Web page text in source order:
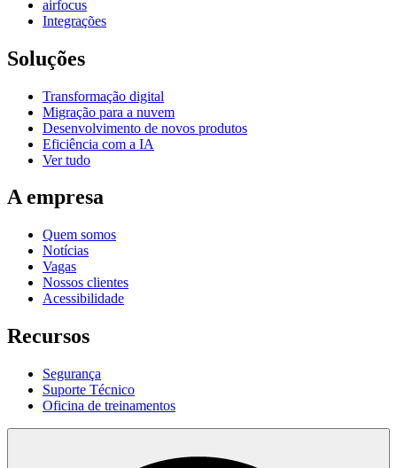
airfocus
Integrações
Soluções
Transformação digital
Migração para a nuvem
Desenvolvimento de novos produtos
Eficiência com a IA
Ver tudo
A empresa
Quem somos
Notícias
Vagas
Nossos clientes
Acessibilidade
Recursos
Segurança
Suporte Técnico
Oficina de treinamentos